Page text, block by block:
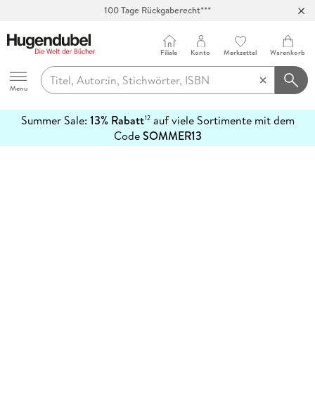
100 Tage Rückgaberecht***
Hugendubel
Menu
Filiale Konto Merkzettel Warenkorb
Summer Sale: 13% Rabatt12auf viele Sortimente mit dem
CodeSOMMER13
erfahren